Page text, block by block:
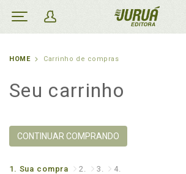
HOME Carrinho de compras
Seu carrinho
CONTINUAR COMPRANDO
1. Sua compra 2. 3. 4.